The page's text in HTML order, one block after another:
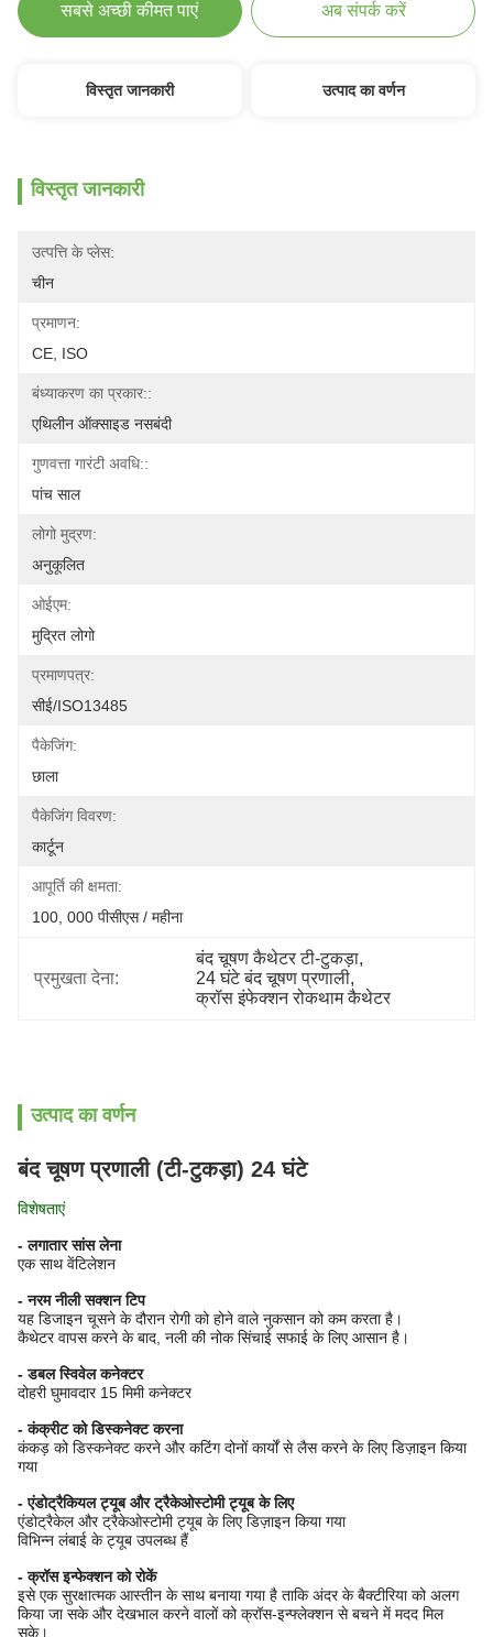
सबसे अच्छी कीमत पाएं अब संपर्क करें
विस्तृत जानकारी उत्पाद का वर्णन
विस्तृत जानकारी
उत्पत्ति के प्लेस:
चीन
प्रमाणन:
CE, ISO
बंध्याकरण का प्रकार::
एथिलीन ऑक्साइड नसबंदी
गुणवत्ता गारंटी अवधि::
पांच साल
लोगो मुद्रण:
अनुकूलित
ओईएम:
मुद्रित लोगो
प्रमाणपत्र:
सीई/ISO13485
पैकेजिंग:
छाला
पैकेजिंग विवरण:
कार्टून
आपूर्ति की क्षमता:
100, 000 पीसीएस / महीना
प्रमुखता देना:
बंद चूषण कैथेटर टी-टुकड़ा,
24 घंटे बंद चूषण प्रणाली,
क्रॉस इंफेक्शन रोकथाम कैथेटर
उत्पाद का वर्णन
बंद चूषण प्रणाली (टी-टुकड़ा) 24 घंटे
विशेषताएं
- लगातार सांस लेना
एक साथ वेंटिलेशन
- नरम नीली सक्शन टिप
यह डिजाइन चूसने के दौरान रोगी को होने वाले नुकसान को कम करता है।
कैथेटर वापस करने के बाद, नली की नोक सिंचाई सफाई के लिए आसान है।
- डबल स्विवेल कनेक्टर
दोहरी घुमावदार 15 मिमी कनेक्टर
- कंक्रीट को डिस्कनेक्ट करना
कंकड़ को डिस्कनेक्ट करने और कटिंग दोनों कार्यों से लैस करने के लिए डिज़ाइन किया
गया
- एंडोट्रैकियल ट्यूब और ट्रैकेओस्टोमी ट्यूब के लिए
एंडोट्रैकेल और ट्रैकेओस्टोमी ट्यूब के लिए डिज़ाइन किया गया
विभिन्न लंबाई के ट्यूब उपलब्ध हैं
- क्रॉस इन्फेक्शन को रोकें
इसे एक सुरक्षात्मक आस्तीन के साथ बनाया गया है ताकि अंदर के बैक्टीरिया को अलग
किया जा सके और देखभाल करने वालों को क्रॉस-इन्फ्लेक्शन से बचने में मदद मिल
सके।